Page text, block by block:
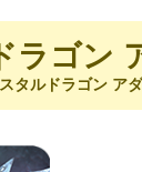
ラゴン
スタルドラゴン ア